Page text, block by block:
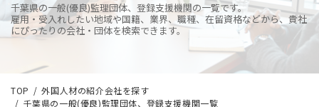
千葉県の一般(優良)監理団体、登録支援機関の一覧です。
雇用・受入れしたい地域や国籍、業界、職種、在留資格などから、貴社
にぴったりの会社・団体を検索できます。
TOP
外国人材の紹介会社を探す
千葉県の一般(優良)監理団体、登録支援機関一覧